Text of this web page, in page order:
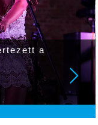
a